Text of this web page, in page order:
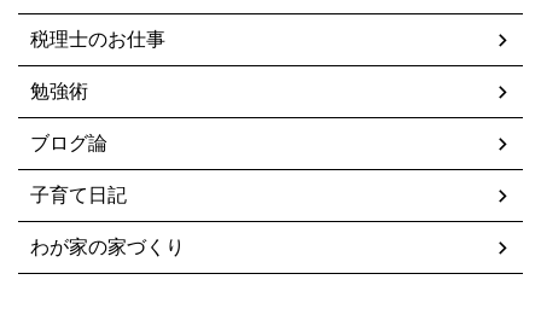
税理士のお仕事
勉強術
ブログ論
子育て日記
わが家の家づくり